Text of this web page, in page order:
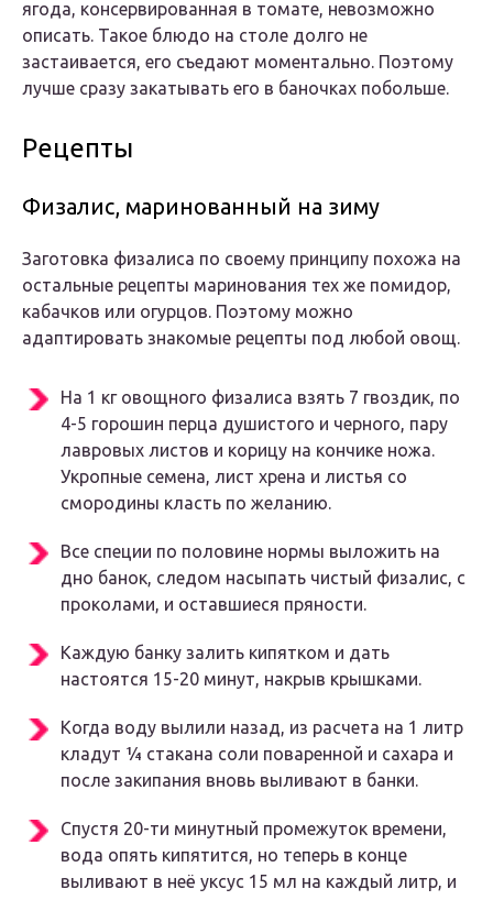
ягода, консервированная в томате, невозможно
описать. Такое блюдо на столе долго не
застаивается, его съедают моментально. Поэтому
лучше сразу закатывать его в баночках побольше.
Рецепты
Физалис, маринованный на зиму
Заготовка физалиса по своему принципу похожа на
остальные рецепты маринования тех же помидор,
кабачков или огурцов. Поэтому можно
адаптировать знакомые рецепты под любой овощ.
На 1 кг овощного физалиса взять 7 гвоздик, по
4-5 горошин перца душистого и черного, пару
лавровых листов и корицу на кончике ножа.
Укропные семена, лист хрена и листья со
смородины класть по желанию.
Все специи по половине нормы выложить на
дно банок, следом насыпать чистый физалис, с
проколами, и оставшиеся пряности.
Каждую банку залить кипятком и дать
настоятся 15-20 минут, накрыв крышками.
Когда воду вылили назад, из расчета на 1 литр
кладут ¼ стакана соли поваренной и сахара и
после закипания вновь выливают в банки.
Спустя 20-ти минутный промежуток времени,
вода опять кипятится, но теперь в конце
выливают в неё уксус 15 мл на каждый литр, и